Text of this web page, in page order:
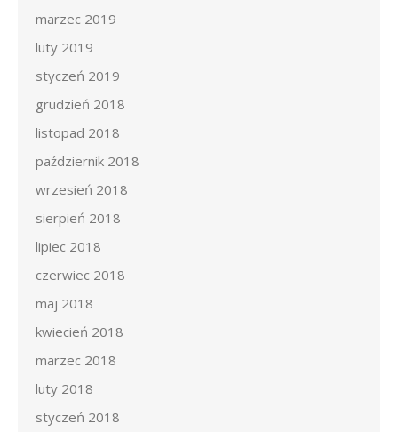
marzec 2019
luty 2019
styczeń 2019
grudzień 2018
listopad 2018
październik 2018
wrzesień 2018
sierpień 2018
lipiec 2018
czerwiec 2018
maj 2018
kwiecień 2018
marzec 2018
luty 2018
styczeń 2018